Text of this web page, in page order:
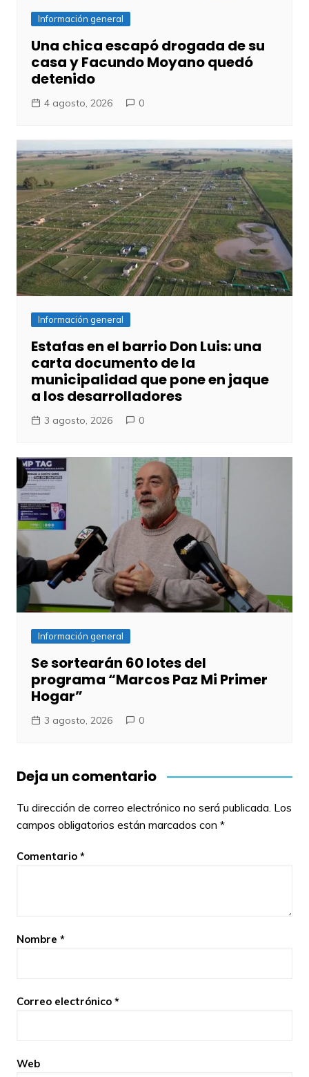
Información general
Una chica escapó drogada de su
casa y Facundo Moyano quedó
detenido
4 agosto, 2026 0
Información general
Estafas en el barrio Don Luis: una
carta documento de la
municipalidad que pone en jaque
a los desarrolladores
3 agosto, 2026 0
Información general
Se sortearán 60 lotes del
programa “Marcos Paz Mi Primer
Hogar”
3 agosto, 2026 0
Deja un comentario
Tu dirección de correo electrónico no será publicada. Los
campos obligatorios están marcados con *
Comentario *
Nombre *
Correo electrónico *
Web